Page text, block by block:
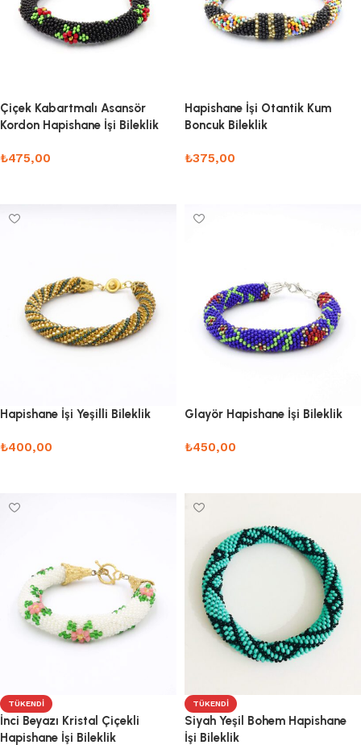
Çiçek Kabartmalı Asansör
Kordon Hapishane İşi Bileklik
₺475,00
Hapishane İşi Otantik Kum
Boncuk Bileklik
₺375,00
Hapishane İşi Yeşilli Bileklik
₺400,00
Glayör Hapishane İşi Bileklik
₺450,00
TÜKENDI
İnci Beyazı Kristal Çiçekli
Hapishane İşi Bileklik
TÜKENDI
Siyah Yeşil Bohem Hapishane
İşi Bileklik